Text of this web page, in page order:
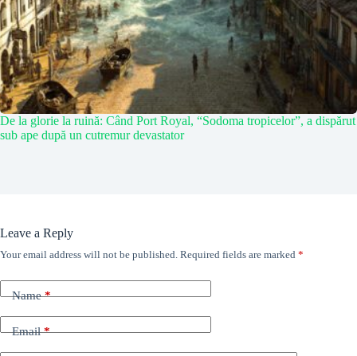
De la glorie la ruină: Când Port Royal, “Sodoma tropicelor”, a dispărut
sub ape după un cutremur devastator
Leave a Reply
Your email address will not be published. Required fields are marked *
Name*
Email*